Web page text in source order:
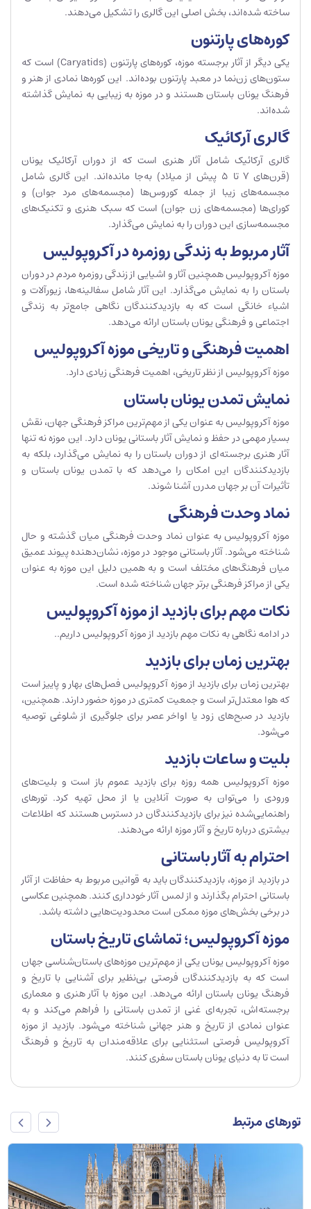
ساخته شده‌اند، بخش اصلی این گالری را تشکیل می‌دهند.
کوره‌های پارتنون
یکی دیگر از آثار برجسته موزه، کوره‌های پارتنون (Caryatids) است که
ستون‌های زن‌نما در معبد پارتنون بوده‌اند. این کوره‌ها نمادی از هنر و
فرهنگ یونان باستان هستند و در موزه به زیبایی به نمایش گذاشته
شده‌اند.
گالری آرکائیک
گالری آرکائیک شامل آثار هنری است که از دوران آرکائیک یونان
(قرن‌های 7 تا 5 پیش از میلاد) به‌جا مانده‌اند. این گالری شامل
مجسمه‌های زیبا از جمله کوروس‌ها (مجسمه‌های مرد جوان) و
کورای‌ها (مجسمه‌های زن جوان) است که سبک هنری و تکنیک‌های
مجسمه‌سازی این دوران را به نمایش می‌گذارد.
آثار مربوط به زندگی روزمره در آکروپولیس
موزه آکروپولیس همچنین آثار و اشیایی از زندگی روزمره مردم در دوران
باستان را به نمایش می‌گذارد. این آثار شامل سفالینه‌ها، زیورآلات و
اشیاء خانگی است که به بازدیدکنندگان نگاهی جامع‌تر به زندگی
اجتماعی و فرهنگی یونان باستان ارائه می‌دهد.
اهمیت فرهنگی و تاریخی موزه آکروپولیس
موزه آکروپولیس از نظر تاریخی، اهمیت فرهنگی زیادی دارد.
نمایش تمدن یونان باستان
موزه آکروپولیس به عنوان یکی از مهم‌ترین مراکز فرهنگی جهان، نقش
بسیار مهمی در حفظ و نمایش آثار باستانی یونان دارد. این موزه نه تنها
آثار هنری برجسته‌ای از دوران باستان را به نمایش می‌گذارد، بلکه به
بازدیدکنندگان این امکان را می‌دهد که با تمدن یونان باستان و
تأثیرات آن بر جهان مدرن آشنا شوند.
نماد وحدت فرهنگی
موزه آکروپولیس به عنوان نماد وحدت فرهنگی میان گذشته و حال
شناخته می‌شود. آثار باستانی موجود در موزه، نشان‌دهنده پیوند عمیق
میان فرهنگ‌های مختلف است و به همین دلیل این موزه به عنوان
یکی از مراکز فرهنگی برتر جهان شناخته شده است.
نکات مهم برای بازدید از موزه آکروپولیس
در ادامه نگاهی به نکات مهم بازدید از موزه آکروپولیس داریم..
بهترین زمان برای بازدید
بهترین زمان برای بازدید از موزه آکروپولیس فصل‌های بهار و پاییز است
که هوا معتدل‌تر است و جمعیت کمتری در موزه حضور دارند. همچنین،
بازدید در صبح‌های زود یا اواخر عصر برای جلوگیری از شلوغی توصیه
می‌شود.
بلیت و ساعات بازدید
موزه آکروپولیس همه روزه برای بازدید عموم باز است و بلیت‌های
ورودی را می‌توان به صورت آنلاین یا از محل تهیه کرد. تورهای
راهنمایی‌شده نیز برای بازدیدکنندگان در دسترس هستند که اطلاعات
بیشتری درباره تاریخ و آثار موزه ارائه می‌دهند.
احترام به آثار باستانی
در بازدید از موزه، بازدیدکنندگان باید به قوانین مربوط به حفاظت از آثار
باستانی احترام بگذارند و از لمس آثار خودداری کنند. همچنین عکاسی
در برخی بخش‌های موزه ممکن است محدودیت‌هایی داشته باشد.
موزه آکروپولیس؛ تماشای تاریخ باستان
موزه آکروپولیس یونان یکی از مهم‌ترین موزه‌های باستان‌شناسی جهان
است که به بازدیدکنندگان فرصتی بی‌نظیر برای آشنایی با تاریخ و
فرهنگ یونان باستان ارائه می‌دهد. این موزه با آثار هنری و معماری
برجسته‌اش، تجربه‌ای غنی از تمدن باستانی را فراهم می‌کند و به
عنوان نمادی از تاریخ و هنر جهانی شناخته می‌شود. بازدید از موزه
آکروپولیس فرصتی استثنایی برای علاقه‌مندان به تاریخ و فرهنگ
است تا به دنیای یونان باستان سفری کنند.
تورهای مرتبط